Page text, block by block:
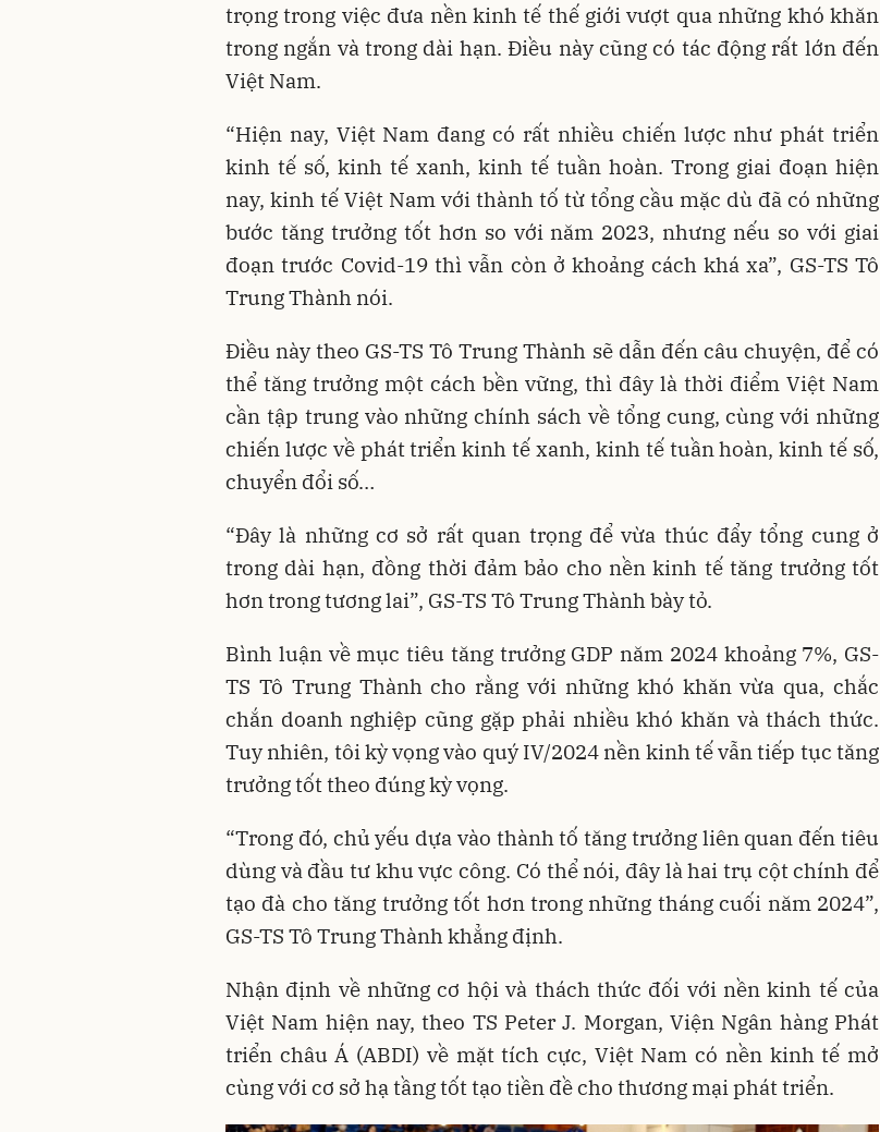
trọng trong việc đưa nền kinh tế thế giới vượt qua những khó khăn
trong ngắn và trong dài hạn. Điều này cũng có tác động rất lớn đến
Việt Nam.
“Hiện nay, Việt Nam đang có rất nhiều chiến lược như phát triển
kinh tế số, kinh tế xanh, kinh tế tuần hoàn. Trong giai đoạn hiện
nay, kinh tế Việt Nam với thành tố từ tổng cầu mặc dù đã có những
bước tăng trưởng tốt hơn so với năm 2023, nhưng nếu so với giai
đoạn trước Covid-19 thì vẫn còn ở khoảng cách khá xa”, GS-TS Tô
Trung Thành nói.
Điều này theo GS-TS Tô Trung Thành sẽ dẫn đến câu chuyện, để có
thể tăng trưởng một cách bền vững, thì đây là thời điểm Việt Nam
cần tập trung vào những chính sách về tổng cung, cùng với những
chiến lược về phát triển kinh tế xanh, kinh tế tuần hoàn, kinh tế số,
chuyển đổi số…
“Đây là những cơ sở rất quan trọng để vừa thúc đẩy tổng cung ở
trong dài hạn, đồng thời đảm bảo cho nền kinh tế tăng trưởng tốt
hơn trong tương lai”, GS-TS Tô Trung Thành bày tỏ.
Bình luận về mục tiêu tăng trưởng GDP năm 2024 khoảng 7%, GS-
TS Tô Trung Thành cho rằng với những khó khăn vừa qua, chắc
chắn doanh nghiệp cũng gặp phải nhiều khó khăn và thách thức.
Tuy nhiên, tôi kỳ vọng vào quý IV/2024 nền kinh tế vẫn tiếp tục tăng
trưởng tốt theo đúng kỳ vọng.
“Trong đó, chủ yếu dựa vào thành tố tăng trưởng liên quan đến tiêu
dùng và đầu tư khu vực công. Có thể nói, đây là hai trụ cột chính để
tạo đà cho tăng trưởng tốt hơn trong những tháng cuối năm 2024”,
GS-TS Tô Trung Thành khẳng định.
Nhận định về những cơ hội và thách thức đối với nền kinh tế của
Việt Nam hiện nay, theo TS Peter J. Morgan, Viện Ngân hàng Phát
triển châu Á (ABDI) về mặt tích cực, Việt Nam có nền kinh tế mở
cùng với cơ sở hạ tầng tốt tạo tiền đề cho thương mại phát triển.